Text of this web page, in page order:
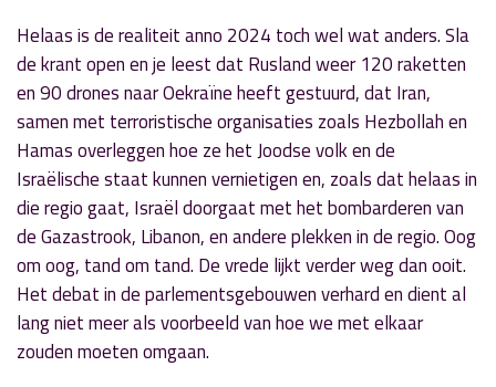
Helaas is de realiteit anno 2024 toch wel wat anders. Sla
de krant open en je leest dat Rusland weer 120 raketten
en 90 drones naar Oekraïne heeft gestuurd, dat Iran,
samen met terroristische organisaties zoals Hezbollah en
Hamas overleggen hoe ze het Joodse volk en de
Israëlische staat kunnen vernietigen en, zoals dat helaas in
die regio gaat, Israël doorgaat met het bombarderen van
de Gazastrook, Libanon, en andere plekken in de regio. Oog
om oog, tand om tand. De vrede lijkt verder weg dan ooit.
Het debat in de parlementsgebouwen verhard en dient al
lang niet meer als voorbeeld van hoe we met elkaar
zouden moeten omgaan.